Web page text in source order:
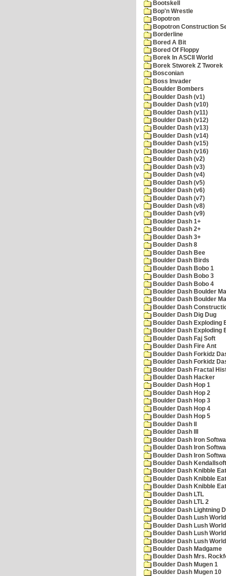
Bootskell
Bop'n Wrestle
Bopotron
Bopotron Construction
Borderline
Bored A Bit
Bored Of Floppy
Borek In ASCII World
Borek Stworek Z Tworek
Bosconian
Boss Invader
Boulder Bombers
Boulder Dash (v1)
Boulder Dash (v10)
Boulder Dash (v11)
Boulder Dash (v12)
Boulder Dash (v13)
Boulder Dash (v14)
Boulder Dash (v15)
Boulder Dash (v16)
Boulder Dash (v2)
Boulder Dash (v3)
Boulder Dash (v4)
Boulder Dash (v5)
Boulder Dash (v6)
Boulder Dash (v7)
Boulder Dash (v8)
Boulder Dash (v9)
Boulder Dash 1+
Boulder Dash 2+
Boulder Dash 3+
Boulder Dash 8
Boulder Dash Bee
Boulder Dash Birds
Boulder Dash Bobo 1
Boulder Dash Bobo 3
Boulder Dash Bobo 4
Boulder Dash Boulder
Boulder Dash Boulder
Boulder Dash
Boulder Dash Dig Dug
Boulder Dash Exploding
Boulder Dash Exploding
Boulder Dash Faj Soft
Boulder Dash Fire Ant
Boulder Dash Forkidz
Boulder Dash Forkidz
Boulder Dash Fractal
Boulder Dash Hacker
Boulder Dash Hop 1
Boulder Dash Hop 2
Boulder Dash Hop 3
Boulder Dash Hop 4
Boulder Dash Hop 5
Boulder Dash II
Boulder Dash III
Boulder Dash Iron
Boulder Dash Iron
Boulder Dash Iron
Boulder Dash
Boulder Dash Knibble
Boulder Dash Knibble
Boulder Dash Knibble
Boulder Dash LTL
Boulder Dash LTL 2
Boulder Dash Lightning
Boulder Dash Lush
Boulder Dash Lush
Boulder Dash Lush
Boulder Dash Lush
Boulder Dash Madgame
Boulder Dash Mrs.
Boulder Dash Mugen 1
Boulder Dash Mugen 10